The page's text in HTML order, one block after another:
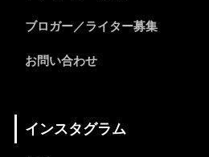
ブロガー／ライター募集
お問い合わせ
インスタグラム